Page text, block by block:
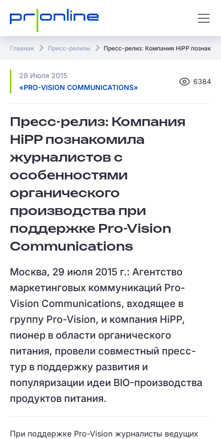
Главная Пресс-релизы Пресс-релиз: Компания HiPP
28 Июля 2015
«PRO-VISION COMMUNICATIONS»
6384
Пресс-релиз: Компания
HiPP познакомила
журналистов с
особенностями
органического
производства при
поддержке Pro-Vision
Communications
Москва, 29 июля 2015 г.: Агентство
маркетинговых коммуникаций Pro-
Vision Communications, входящее в
группу Pro-Vision, и компания HiPP,
пионер в области органического
питания, провели совместный пресс-
тур в поддержку развития и
популяризации идеи BIO-производства
продуктов питания.
При поддержке Pro-Vision журналисты ведущих